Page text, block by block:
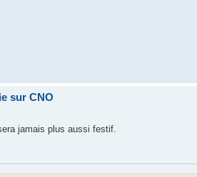
sur CNO
jamais plus aussi festif.